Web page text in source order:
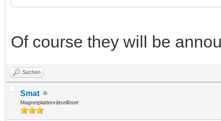
Of course they will be
Suchen
Smat
Magnetplattenrätsellöser